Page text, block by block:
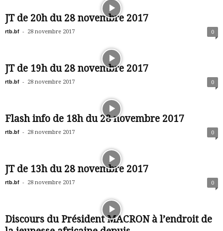
JT de 20h du 28 novembre 2017
rtb.bf - 28 novembre 2017 0
JT de 19h du 28 novembre 2017
rtb.bf - 28 novembre 2017 0
Flash info de 18h du 28 novembre 2017
rtb.bf - 28 novembre 2017 0
JT de 13h du 28 novembre 2017
rtb.bf - 28 novembre 2017 0
Discours du Président MACRON à l’endroit de